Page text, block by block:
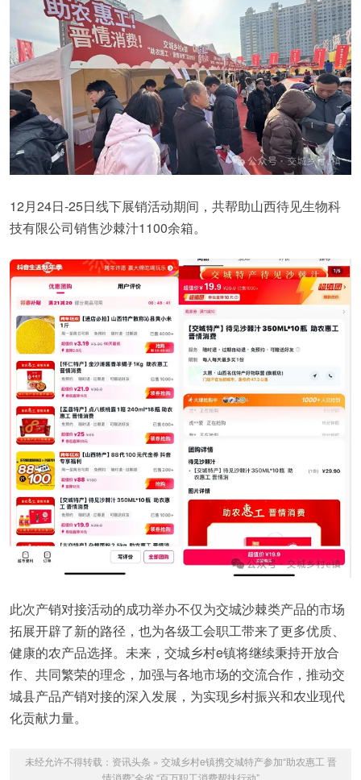
12月24日-25日线下展销活动期间，共帮助山西待见生物科
技有限公司销售沙棘汁1100余箱。
此次产销对接活动的成功举办不仅为交城沙棘类产品的市场
拓展开辟了新的路径，也为各级工会职工带来了更多优质、
健康的农产品选择。未来，交城乡村e镇将继续秉持开放合
作、共同繁荣的理念，加强与各地市场的交流合作，推动交
城县产品产销对接的深入发展，为实现乡村振兴和农业现代
化贡献力量。
未经允许不得转载： 资讯头条 » 交城乡村e镇携交城特产参加“助农惠工 晋
情消费”全省 “百万职工消费帮扶行动”